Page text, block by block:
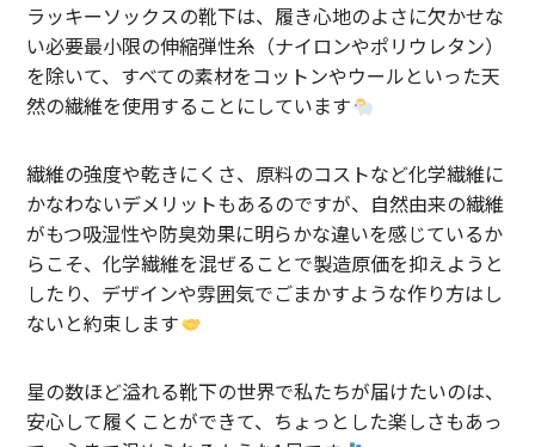
PANTS
HAT & CAP
SHOES
BAG & WALLET
BELT
About
ラッキーソックスの靴下は、履き心地のよさに欠かせな
い必要最小限の伸縮弾性糸（ナイロンやポリウレタン）
を除いて、すべての素材をコットンやウールといった天
然の繊維を使用することにしています
繊維の強度や乾きにくさ、原料のコストなど化学繊維に
かなわないデメリットもあるのですが、自然由来の繊維
がもつ吸湿性や防臭効果に明らかな違いを感じているか
らこそ、化学繊維を混ぜることで製造原価を抑えようと
したり、デザインや雰囲気でごまかすような作り方はし
ないと約束します
星の数ほど溢れる靴下の世界で私たちが届けたいのは、
安心して履くことができて、ちょっとした楽しさもあっ